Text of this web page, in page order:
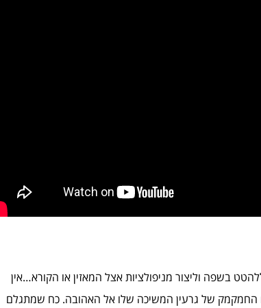
בשפה וליצור מניפולציות אצל המאזין או הקורא…אין
החמקמק של גרעין המשיכה שלו אל האהובה. כח שמתגלם